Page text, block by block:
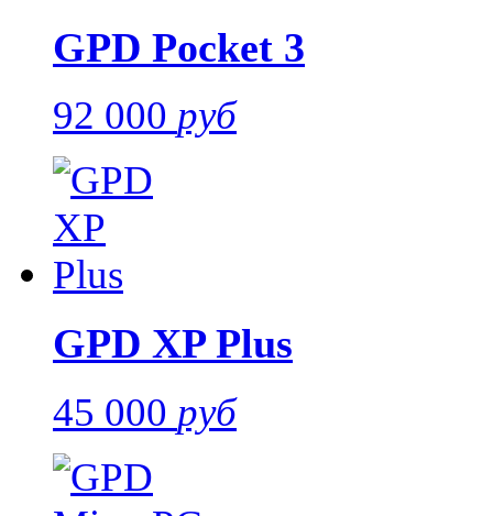
GPD Pocket 3
92 000 руб
GPD XP Plus
45 000 руб